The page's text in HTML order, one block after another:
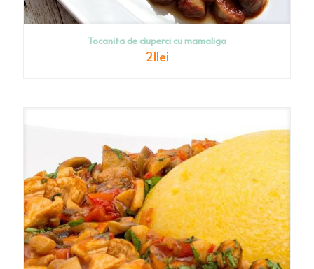
Tocanita de ciuperci cu mamaliga
21lei